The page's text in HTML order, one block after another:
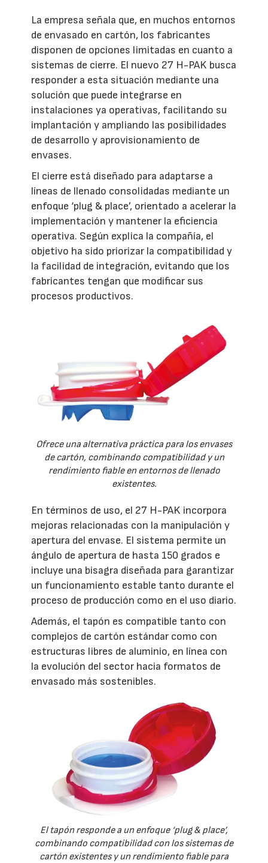
La empresa señala que, en muchos entornos
de envasado en cartón, los fabricantes
disponen de opciones limitadas en cuanto a
sistemas de cierre. El nuevo 27 H-PAK busca
responder a esta situación mediante una
solución que puede integrarse en
instalaciones ya operativas, facilitando su
implantación y ampliando las posibilidades
de desarrollo y aprovisionamiento de
envases.
El cierre está diseñado para adaptarse a
líneas de llenado consolidadas mediante un
enfoque ‘plug & place’, orientado a acelerar la
implementación y mantener la eficiencia
operativa. Según explica la compañía, el
objetivo ha sido priorizar la compatibilidad y
la facilidad de integración, evitando que los
fabricantes tengan que modificar sus
procesos productivos.
Ofrece una alternativa práctica para los envases
de cartón, combinando compatibilidad y un
rendimiento fiable en entornos de llenado
existentes.
En términos de uso, el 27 H-PAK incorpora
mejoras relacionadas con la manipulación y
apertura del envase. El sistema permite un
ángulo de apertura de hasta 150 grados e
incluye una bisagra diseñada para garantizar
un funcionamiento estable tanto durante el
proceso de producción como en el uso diario.
Además, el tapón es compatible tanto con
complejos de cartón estándar como con
estructuras libres de aluminio, en línea con
la evolución del sector hacia formatos de
envasado más sostenibles.
El tapón responde a un enfoque ‘plug & place’,
combinando compatibilidad con los sistemas de
cartón existentes y un rendimiento fiable para